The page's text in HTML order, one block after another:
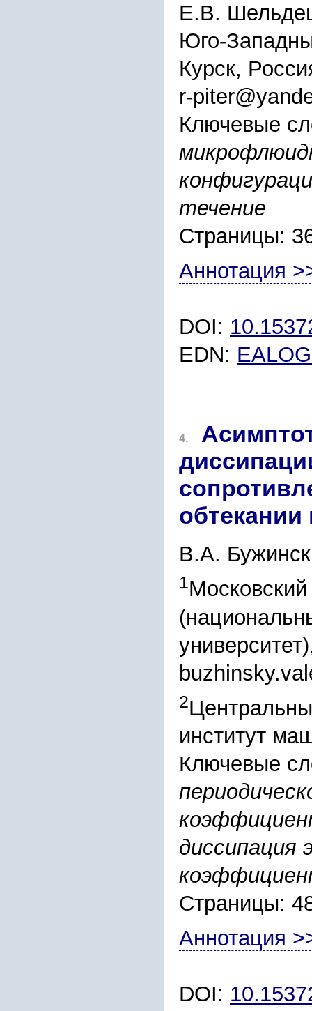
Е.В.
Юго-
Курск,
r-
Ключевые
течение
Страницы:
Аннотация
DOI:
EDN:
4.
В.А.
1Московский
2
институт
Ключевые
диссипация
Страницы:
Аннотация
DOI: